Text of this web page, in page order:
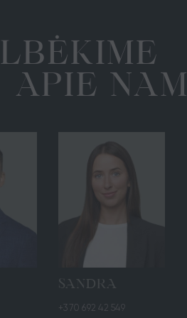
LBĖKIME
APIE NAM
SANDRA
+370 692 42 549